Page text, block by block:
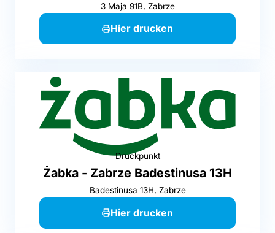
3 Maja 91B, Zabrze
Hier drucken
Druckpunkt
Żabka - Zabrze Badestinusa 13H
Badestinusa 13H, Zabrze
Hier drucken